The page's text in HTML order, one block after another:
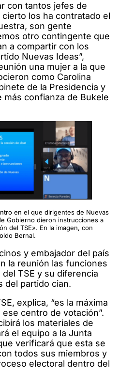
con tantos jefes de
los ha contratado el
son gente
otro contingente que
a compartir con los
Nuevas Ideas”,
una mujer a la que
como Carolina
de la Presidencia y
más confianza de Bukele
en el que dirigentes de Nuevas
Gobierno dieron instrucciones a
del TSE». En la imagen, con
Bernal.
y embajador del país
la reunión las funciones
TSE y su diferencia
del partido cian.
explica, “es la máxima
centro de votación”.
los materiales de
el equipo a la Junta
verificará que esta se
todos sus miembros y
electoral dentro del